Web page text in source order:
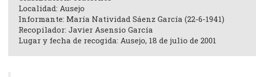
Localidad: Ausejo
Informante: María Natividad Sáenz García (22-6-1941)
Recopilador: Javier Asensio García
Lugar y fecha de recogida: Ausejo, 18 de julio de 2001